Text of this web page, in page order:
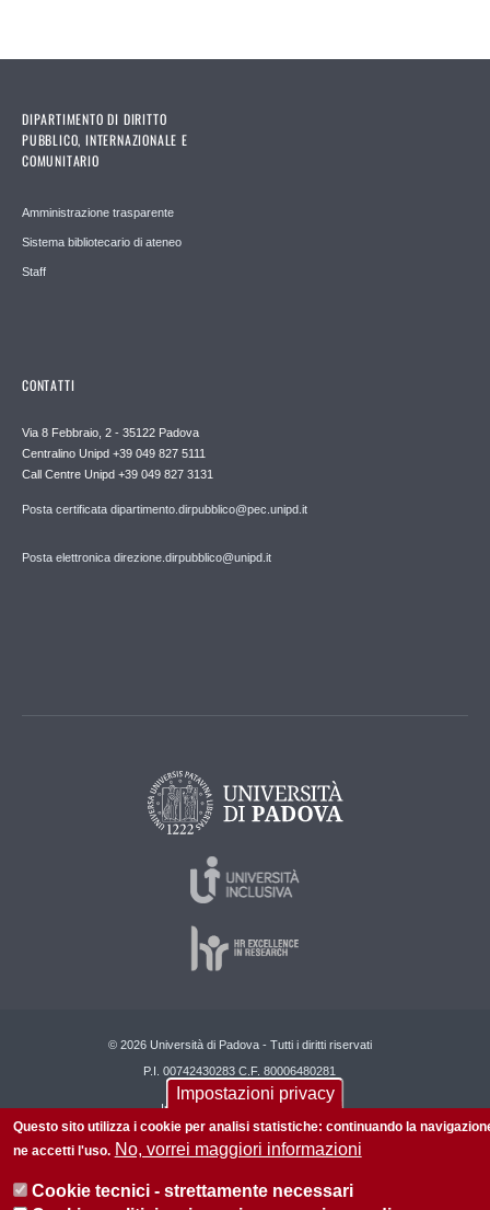
DIPARTIMENTO DI DIRITTO
PUBBLICO, INTERNAZIONALE E
COMUNITARIO
Amministrazione trasparente
Sistema bibliotecario di ateneo
Staff
CONTATTI
Via 8 Febbraio, 2 - 35122 Padova
Centralino Unipd +39 049 827 5111
Call Centre Unipd +39 049 827 3131
Posta certificata dipartimento.dirpubblico@pec.unipd.it
Posta elettronica direzione.dirpubblico@unipd.it
© 2026 Università di Padova - Tutti i diritti riservati
P.I. 00742430283 C.F. 80006480281
Informazioni sul sito
Impostazioni privacy
Questo sito utilizza i cookie per analisi statistiche: continuando la
ne accetti l'uso. No, vorrei maggiori informazioni
Cookie tecnici - strettamente necessari